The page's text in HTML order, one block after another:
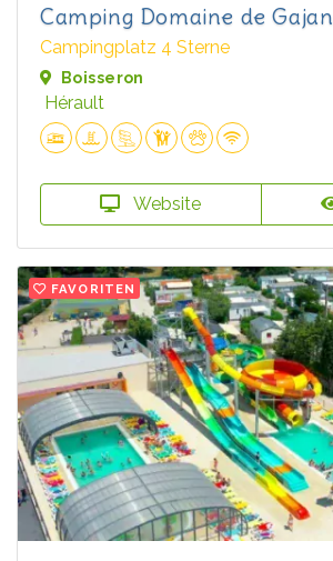
Camping Domaine de Gajan
Campingplatz 4 Sterne
Boisseron
Hérault
Website
FAVORITEN